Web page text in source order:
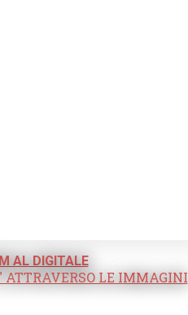
AL DIGITALE
LE IMMAGINI